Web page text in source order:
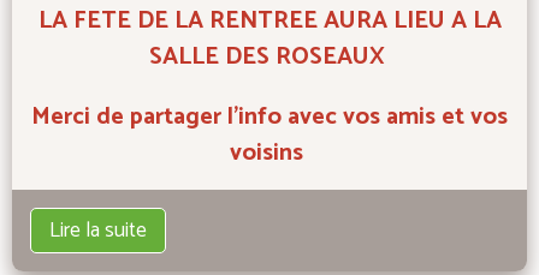
LA FETE DE LA RENTREE AURA LIEU A LA
SALLE DES ROSEAUX
Merci de partager l'info avec vos amis et vos
voisins
Lire la suite